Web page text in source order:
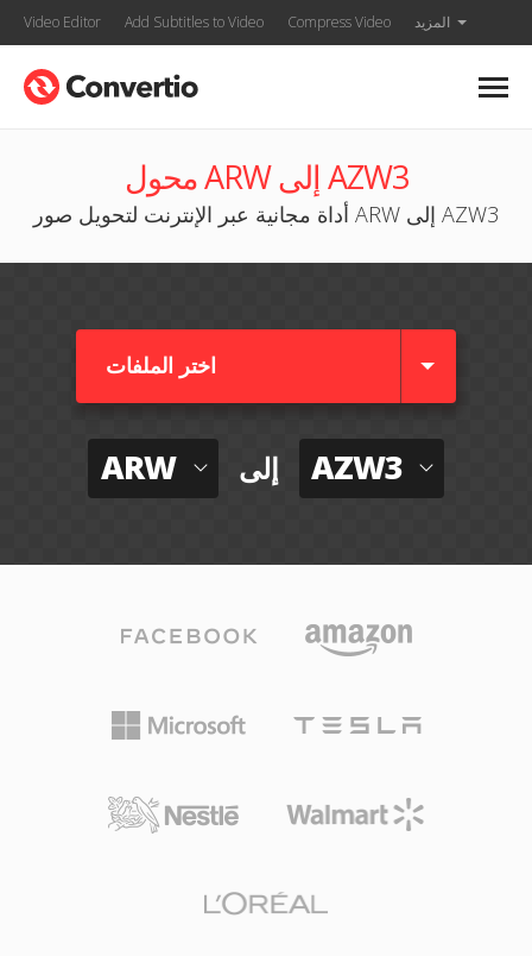
Video Editor Add Subtitles to Video Compress Video المزيد
محول ARW إلى AZW3
أداة مجانية عبر الإنترنت لتحويل صور ARW إلى AZW3
اختر الملفات
ARW إلى AZW3